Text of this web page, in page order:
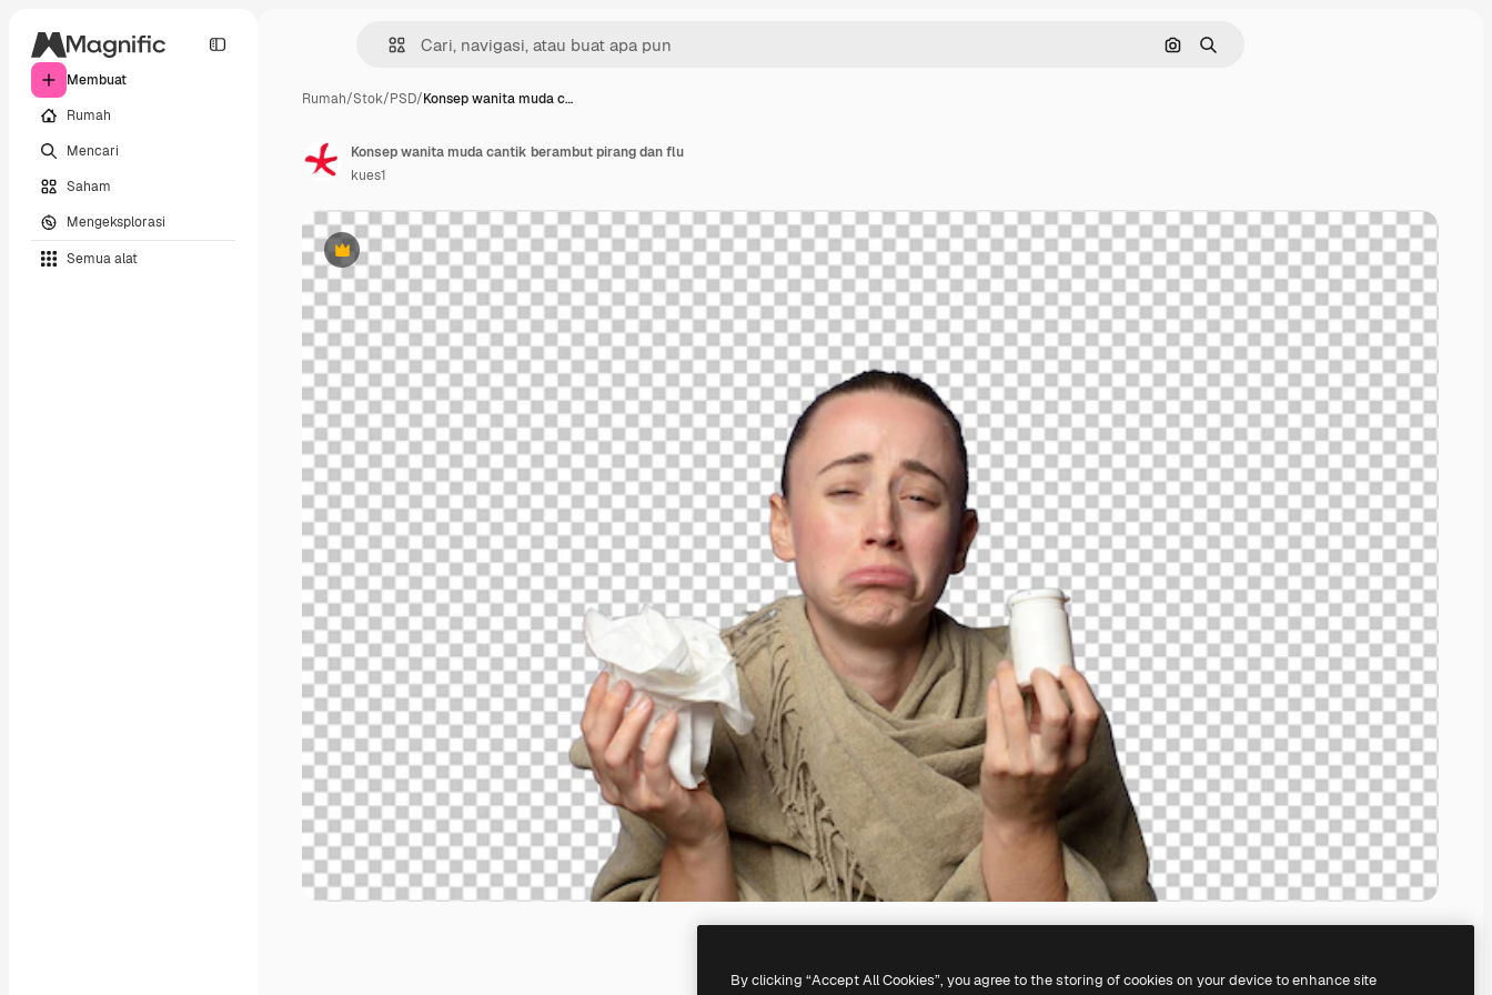
Membuat
Rumah
Mencari
Saham
Mengeksplorasi
Semua alat
Pencarian berdasarkan gambar
Mencari
Rumah/Stok/PSD/Konsep wanita muda c…
Premium
Konsep wanita muda cantik berambut pirang dan flu
kues1
By clicking “Accept All Cookies”, you agree to the storing of cookies on your device to enhance site